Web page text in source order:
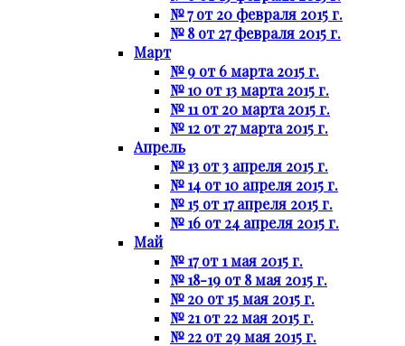
№ 7 от 20 февраля 2015 г.
№ 8 от 27 февраля 2015 г.
Март
№ 9 от 6 марта 2015 г.
№ 10 от 13 марта 2015 г.
№ 11 от 20 марта 2015 г.
№ 12 от 27 марта 2015 г.
Апрель
№ 13 от 3 апреля 2015 г.
№ 14 от 10 апреля 2015 г.
№ 15 от 17 апреля 2015 г.
№ 16 от 24 апреля 2015 г.
Май
№ 17 от 1 мая 2015 г.
№ 18-19 от 8 мая 2015 г.
№ 20 от 15 мая 2015 г.
№ 21 от 22 мая 2015 г.
№ 22 от 29 мая 2015 г.